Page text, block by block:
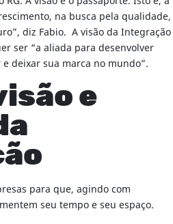
na busca pela qualidade,
diz Fabio. A visão da Integração
ser “a aliada para desenvolver
deixar sua marca no mundo”.
e
para que, agindo com
seu tempo e seu espaço.